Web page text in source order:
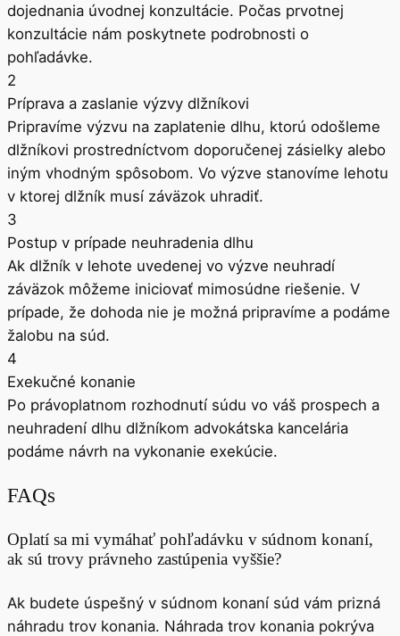
dojednania úvodnej konzultácie. Počas prvotnej
konzultácie nám poskytnete podrobnosti o
pohľadávke.
2
Príprava a zaslanie výzvy dlžníkovi
Pripravíme výzvu na zaplatenie dlhu, ktorú odošleme
dlžníkovi prostredníctvom doporučenej zásielky alebo
iným vhodným spôsobom. Vo výzve stanovíme lehotu
v ktorej dlžník musí záväzok uhradiť.
3
Postup v prípade neuhradenia dlhu
Ak dlžník v lehote uvedenej vo výzve neuhradí
záväzok môžeme iniciovať mimosúdne riešenie. V
prípade, že dohoda nie je možná pripravíme a podáme
žalobu na súd.
4
Exekučné konanie
Po právoplatnom rozhodnutí súdu vo váš prospech a
neuhradení dlhu dlžníkom advokátska kancelária
podáme návrh na vykonanie exekúcie.
FAQs
Oplatí sa mi vymáhať pohľadávku v súdnom konaní,
ak sú trovy právneho zastúpenia vyššie?
Ak budete úspešný v súdnom konaní súd vám prizná
náhradu trov konania. Náhrada trov konania pokrýva